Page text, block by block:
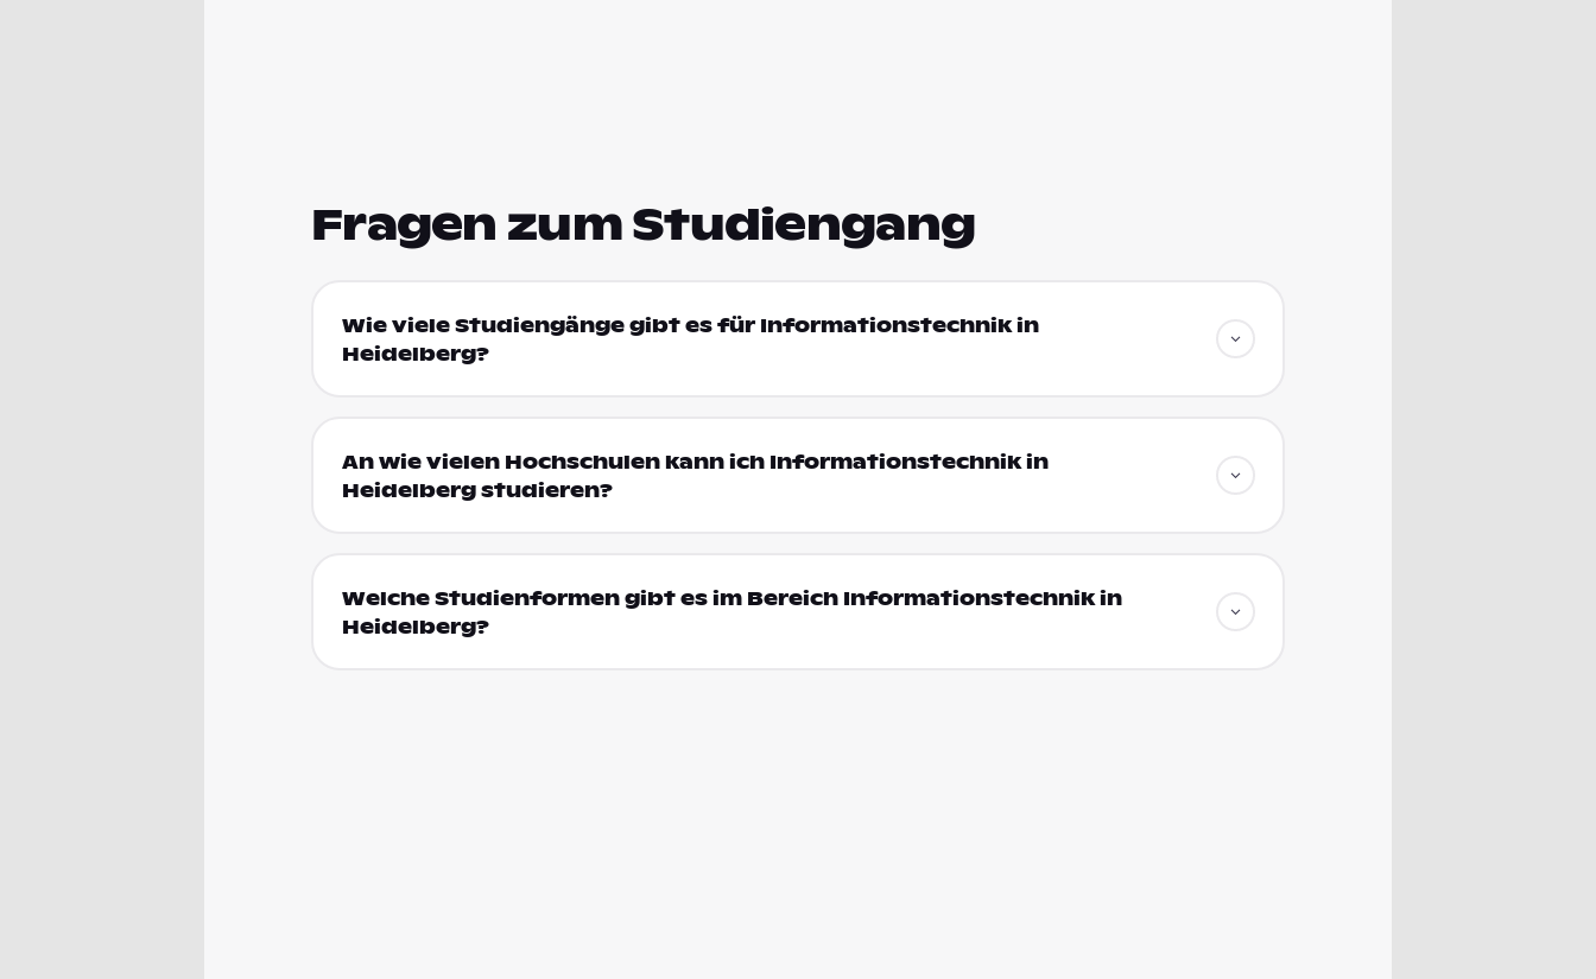
Fragen zum Studiengang
Wie viele Studiengänge gibt es für Informationstechnik in
Heidelberg?
An wie vielen Hochschulen kann ich Informationstechnik in
Heidelberg studieren?
Welche Studienformen gibt es im Bereich Informationstechnik in
Heidelberg?